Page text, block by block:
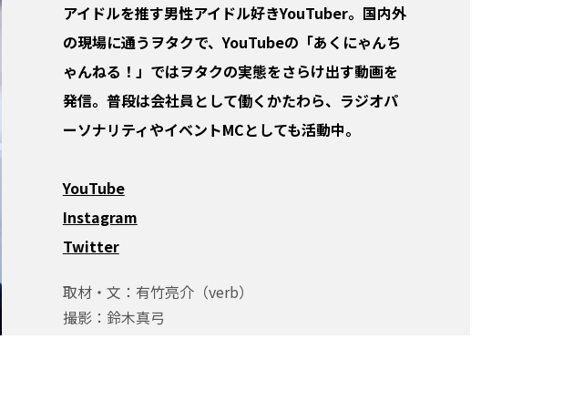
取材・文：有竹亮介（verb）
撮影：鈴木真弓
アイドルを推す男性アイドル好きYouTuber。国内外
の現場に通うヲタクで、YouTubeの「あくにゃんち
ゃんねる！」ではヲタクの実態をさらけ出す動画を
発信。普段は会社員として働くかたわら、ラジオパ
ーソナリティやイベントMCとしても活動中。
YouTube
Instagram
Twitter